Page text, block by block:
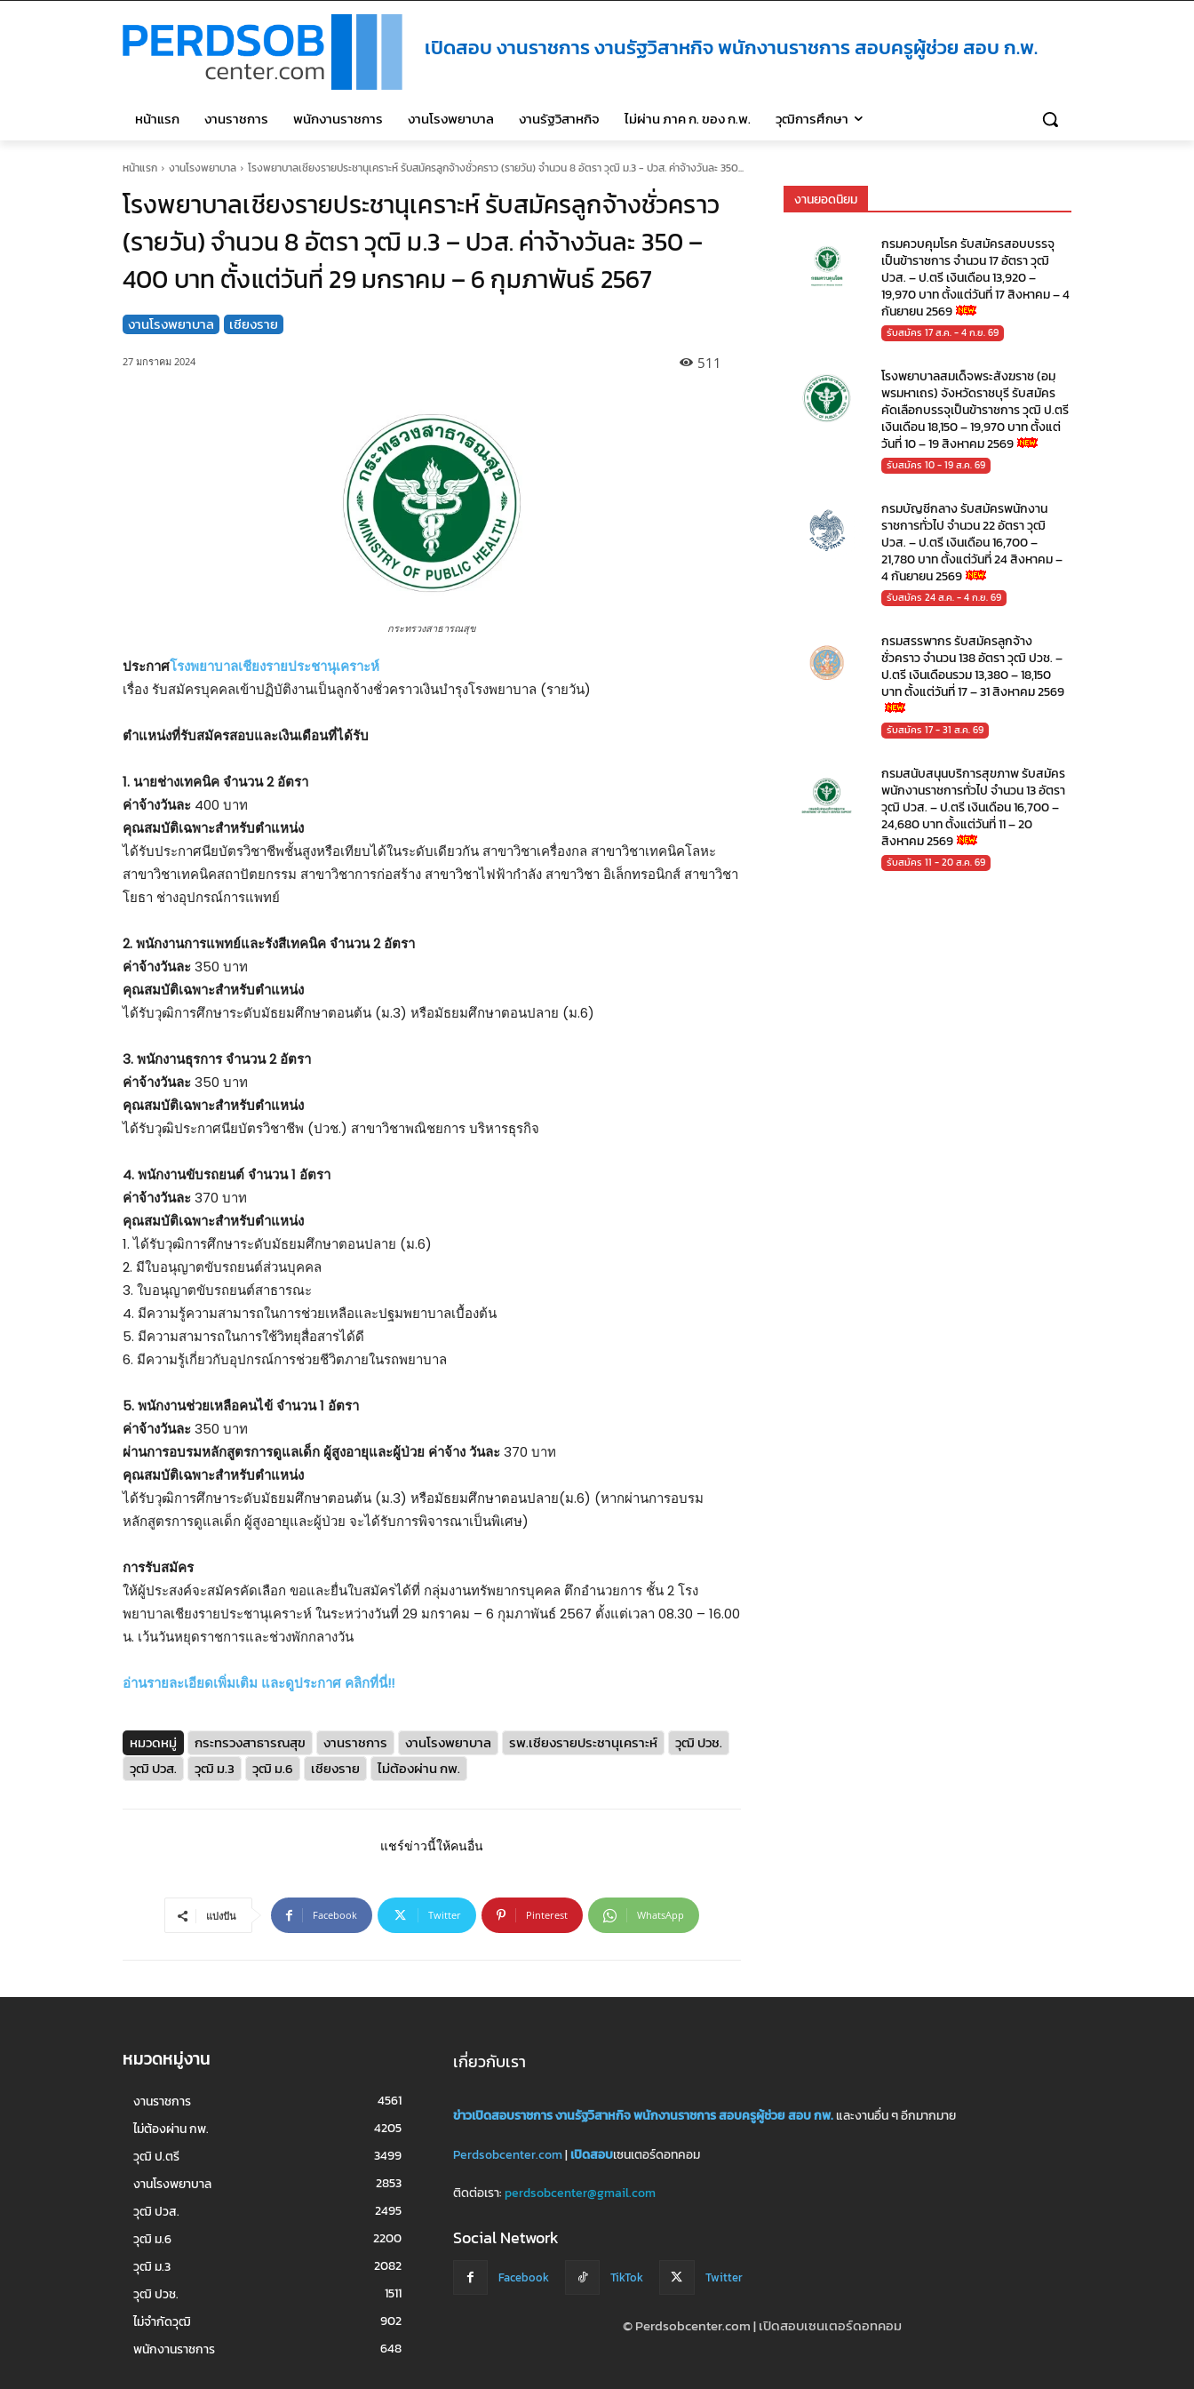
เปิดสอบ งานราชการ งานรัฐวิสาหกิจ พนักงานราชการ สอบครูผู้ช่วย สอบ ก.พ.
หน้าแรก งานราชการ พนักงานราชการ งานโรงพยาบาล งานรัฐวิสาหกิจ ไม่ผ่าน ภาค ก. ของ ก.พ. วุฒิการศึกษา
หน้าแรก งานโรงพยาบาล โรงพยาบาลเชียงรายประชานุเคราะห์ รับสมัครลูกจ้างชั่วคราว (รายวัน) จำนวน 8 อัตรา วุฒิ ม.3 - ปวส. ค่าจ้างวันละ 350...
โรงพยาบาลเชียงรายประชานุเคราะห์ รับสมัครลูกจ้างชั่วคราว
(รายวัน) จำนวน 8 อัตรา วุฒิ ม.3 – ปวส. ค่าจ้างวันละ 350 –
400 บาท ตั้งแต่วันที่ 29 มกราคม – 6 กุมภาพันธ์ 2567
งานโรงพยาบาล เชียงราย
27 มกราคม 2024 511
กระทรวงสาธารณสุข
ประกาศโรงพยาบาลเชียงรายประชานุเคราะห์
เรื่อง รับสมัครบุคคลเข้าปฏิบัติงานเป็นลูกจ้างชั่วคราวเงินบำรุงโรงพยาบาล (รายวัน)
ตําแหน่งที่รับสมัครสอบและเงินเดือนที่ได้รับ
1. นายช่างเทคนิค จำนวน 2 อัตรา
ค่าจ้างวันละ 400 บาท
คุณสมบัติเฉพาะสำหรับตำแหน่ง
ได้รับประกาศนียบัตรวิชาชีพชั้นสูงหรือเทียบได้ในระดับเดียวกัน สาขาวิชาเครื่องกล สาขาวิชาเทคนิคโลหะ
สาขาวิชาเทคนิคสถาปัตยกรรม สาขาวิชาการก่อสร้าง สาขาวิชาไฟฟ้ากำลัง สาขาวิชา อิเล็กทรอนิกส์ สาขาวิชา
โยธา ช่างอุปกรณ์การแพทย์
2. พนักงานการแพทย์และรังสีเทคนิค จำนวน 2 อัตรา
ค่าจ้างวันละ350 บาท
คุณสมบัติเฉพาะสำหรับตำแหน่ง
ได้รับวุฒิการศึกษาระดับมัธยมศึกษาตอนต้น (ม.3) หรือมัธยมศึกษาตอนปลาย (ม.6)
3. พนักงานธุรการ จำนวน 2 อัตรา
ค่าจ้างวันละ350 บาท
คุณสมบัติเฉพาะสำหรับตำแหน่ง
ได้รับวุฒิประกาศนียบัตรวิชาชีพ (ปวช.) สาขาวิชาพณิชยการ บริหารธุรกิจ
4. พนักงานขับรถยนต์ จำนวน 1 อัตรา
ค่าจ้างวันละ370 บาท
คุณสมบัติเฉพาะสำหรับตำแหน่ง
1. ได้รับวุฒิการศึกษาระดับมัธยมศึกษาตอนปลาย (ม.6)
2. มีใบอนุญาตขับรถยนต์ส่วนบุคคล
3. ใบอนุญาตขับรถยนต์สาธารณะ
4. มีความรู้ความสามารถในการช่วยเหลือและปฐมพยาบาลเบื้องต้น
5. มีความสามารถในการใช้วิทยุสื่อสารได้ดี
6. มีความรู้เกี่ยวกับอุปกรณ์การช่วยชีวิตภายในรถพยาบาล
5. พนักงานช่วยเหลือคนไข้ จำนวน 1 อัตรา
ค่าจ้างวันละ350 บาท
ผ่านการอบรมหลักสูตรการดูแลเด็ก ผู้สูงอายุและผู้ป่วย ค่าจ้าง วันละ370 บาท
คุณสมบัติเฉพาะสำหรับตำแหน่ง
ได้รับวุฒิการศึกษาระดับมัธยมศึกษาตอนต้น (ม.3) หรือมัธยมศึกษาตอนปลาย(ม.6) (หากผ่านการอบรม
หลักสูตรการดูแลเด็ก ผู้สูงอายุและผู้ป่วย จะได้รับการพิจารณาเป็นพิเศษ)
การรับสมัคร
ให้ผู้ประสงค์จะสมัครคัดเลือก ขอและยื่นใบสมัครได้ที่ กลุ่มงานทรัพยากรบุคคล ตึกอำนวยการ ชั้น 2 โรง
พยาบาลเชียงรายประชานุเคราะห์ ในระหว่างวันที่ 29 มกราคม – 6 กุมภาพันธ์ 2567 ตั้งแต่เวลา 08.30 – 16.00
น. เว้นวันหยุดราชการและช่วงพักกลางวัน
อ่านรายละเอียดเพิ่มเติม และดูประกาศ คลิกที่นี่!!
หมวดหมู่ กระทรวงสาธารณสุข งานราชการ งานโรงพยาบาล รพ.เชียงรายประชานุเคราะห์
วุฒิ ปวช.
วุฒิ ปวส.
วุฒิ ม.3 วุฒิ ม.6 เชียงราย ไม่ต้องผ่าน กพ.
แชร์ข่าวนี้ให้คนอื่น
แบ่งปัน Facebook Twitter Pinterest WhatsApp
งานยอดนิยม
กรมควบคุมโรค รับสมัครสอบบรรจุ
เป็นข้าราชการ จำนวน 17 อัตรา วุฒิ
ปวส. – ป.ตรี เงินเดือน 13,920 –
19,970 บาท ตั้งแต่วันที่ 17 สิงหาคม – 4
กันยายน 2569
รับสมัคร 17 ส.ค. - 4 ก.ย. 69
โรงพยาบาลสมเด็จพระสังฆราช (อมฺ
พรมหาเถร) จังหวัดราชบุรี รับสมัคร
คัดเลือกบรรจุเป็นข้าราชการ วุฒิ ป.ตรี
เงินเดือน 18,150 – 19,970 บาท ตั้งแต่
วันที่ 10 – 19 สิงหาคม 2569
รับสมัคร 10 - 19 ส.ค. 69
กรมบัญชีกลาง รับสมัครพนักงาน
ราชการทั่วไป จำนวน 22 อัตรา วุฒิ
ปวส. – ป.ตรี เงินเดือน 16,700 –
21,780 บาท ตั้งแต่วันที่ 24 สิงหาคม –
4 กันยายน 2569
รับสมัคร 24 ส.ค. - 4 ก.ย. 69
กรมสรรพากร รับสมัครลูกจ้าง
ชั่วคราว จำนวน 138 อัตรา วุฒิ ปวช. –
ป.ตรี เงินเดือนรวม 13,380 – 18,150
บาท ตั้งแต่วันที่ 17 – 31 สิงหาคม 2569
รับสมัคร 17 - 31 ส.ค. 69
กรมสนับสนุนบริการสุขภาพ รับสมัคร
พนักงานราชการทั่วไป จำนวน 13 อัตรา
วุฒิ ปวส. – ป.ตรี เงินเดือน 16,700 –
24,680 บาท ตั้งแต่วันที่ 11 – 20
สิงหาคม 2569
รับสมัคร 11 - 20 ส.ค. 69
หมวดหมู่งาน
งานราชการ
4561
ไม่ต้องผ่าน กพ.
4205
วุฒิ ป.ตรี
3499
งานโรงพยาบาล
2853
วุฒิ ปวส.
2495
วุฒิ ม.6
2200
วุฒิ ม.3
2082
วุฒิ ปวช.
1511
ไม่จำกัดวุฒิ
902
พนักงานราชการ
648
เกี่ยวกับเรา
ข่าวเปิดสอบราชการงานรัฐวิสาหกิจพนักงานราชการสอบครูผู้ช่วยสอบ กพ.และงานอื่น ๆ อีกมากมาย
Perdsobcenter.com|เปิดสอบเซนเตอร์ดอทคอม
ติดต่อเรา: perdsobcenter@gmail.com
Social Network
Facebook TikTok Twitter
© Perdsobcenter.com | เปิดสอบเซนเตอร์ดอทคอม